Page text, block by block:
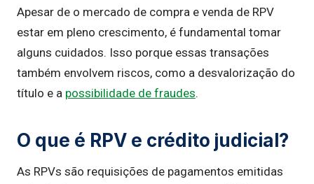
Apesar de o mercado de compra e venda de RPV
estar em pleno crescimento, é fundamental tomar
alguns cuidados. Isso porque essas transações
também envolvem riscos, como a desvalorização do
título e a possibilidade de fraudes.
O que é RPV e crédito judicial?
As RPVs são requisições de pagamentos emitidas